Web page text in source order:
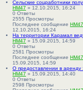
Сельские соцработники
HM47 » 12.10.2015, 16:24
0 Ответы
2555 Просмотры
Последнее сообщение HM47
12.10.2015, 16:24
На территории Карамал
HM47 » 15.09.2015, 14:59
0 Ответы
2581 Просмотры
Последнее сообщение HM47
15.09.2015, 14:59
О предоставлении в аренду
HM47 » 15.09.2015, 14:40
0 Ответы
2598 Просмотры